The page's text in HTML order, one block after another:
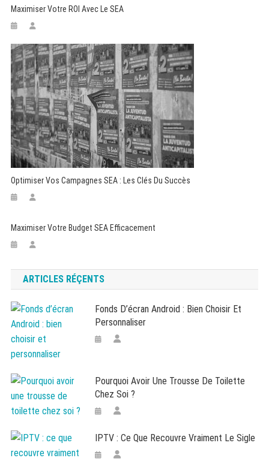
Maximiser Votre ROI Avec Le SEA
Optimiser Vos Campagnes SEA : Les Clés Du Succès
Maximiser Votre Budget SEA Efficacement
ARTICLES RÉÇENTS
Fonds D’écran Android : Bien Choisir Et
Personnaliser
Pourquoi Avoir Une Trousse De Toilette
Chez Soi ?
IPTV : Ce Que Recouvre Vraiment Le Sigle